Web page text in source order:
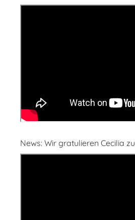
News: Wir gratulieren Cecilia